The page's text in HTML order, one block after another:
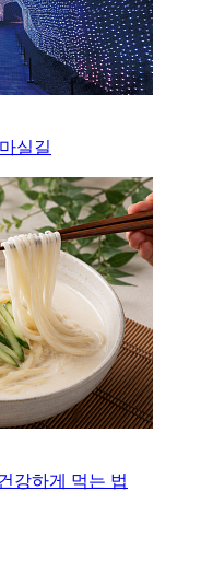
실길
강하게 먹는 법